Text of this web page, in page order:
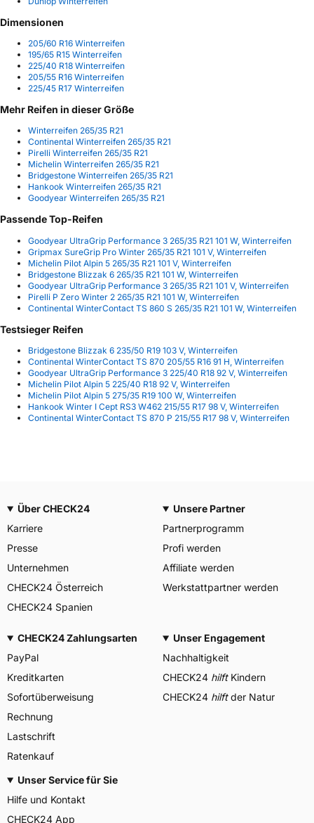
Dimensionen
205/60 R16 Winterreifen
195/65 R15 Winterreifen
225/40 R18 Winterreifen
205/55 R16 Winterreifen
225/45 R17 Winterreifen
Mehr Reifen in dieser Größe
Winterreifen 265/35 R21
Continental Winterreifen 265/35 R21
Pirelli Winterreifen 265/35 R21
Michelin Winterreifen 265/35 R21
Bridgestone Winterreifen 265/35 R21
Hankook Winterreifen 265/35 R21
Goodyear Winterreifen 265/35 R21
Passende Top-Reifen
Goodyear UltraGrip Performance 3 265/35 R21 101 W, Winterreifen
Gripmax SureGrip Pro Winter 265/35 R21 101 V, Winterreifen
Michelin Pilot Alpin 5 265/35 R21 101 V, Winterreifen
Bridgestone Blizzak 6 265/35 R21 101 W, Winterreifen
Goodyear UltraGrip Performance 3 265/35 R21 101 V, Winterreifen
Pirelli P Zero Winter 2 265/35 R21 101 W, Winterreifen
Continental WinterContact TS 860 S 265/35 R21 101 W, Winterreifen
Testsieger Reifen
Bridgestone Blizzak 6 235/50 R19 103 V, Winterreifen
Continental WinterContact TS 870 205/55 R16 91 H, Winterreifen
Goodyear UltraGrip Performance 3 225/40 R18 92 V, Winterreifen
Michelin Pilot Alpin 5 225/40 R18 92 V, Winterreifen
Michelin Pilot Alpin 5 275/35 R19 100 W, Winterreifen
Hankook Winter I Cept RS3 W462 215/55 R17 98 V, Winterreifen
Continental WinterContact TS 870 P 215/55 R17 98 V, Winterreifen
Über CHECK24
Karriere
Presse
Unternehmen
CHECK24 Österreich
CHECK24 Spanien
Unsere Partner
Partnerprogramm
Profi werden
Affiliate werden
Werkstattpartner werden
CHECK24 Zahlungsarten
PayPal
Kreditkarten
Sofortüberweisung
Rechnung
Lastschrift
Ratenkauf
Unser Engagement
Nachhaltigkeit
CHECK24 hilftKindern
CHECK24 hilftder Natur
Unser Service für Sie
Hilfe und Kontakt
CHECK24 App